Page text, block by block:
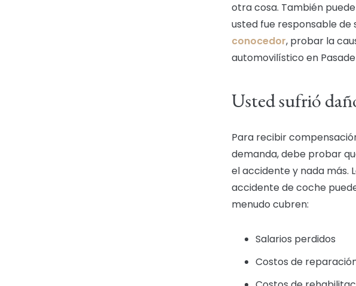
otra cosa. También
usted fue responsable de
conocedor, probar la
automovilístico en
Usted sufrió
Para recibir
demanda, debe probar
el accidente y nada más.
accidente de coche
menudo cubren:
Salarios perdidos
Costos de